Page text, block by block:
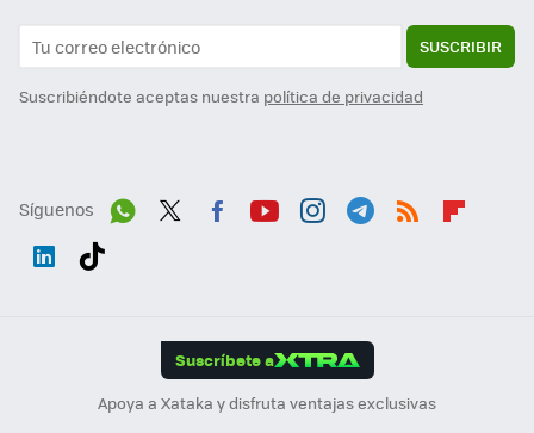
SUSCRIBIR
Suscribiéndote aceptas nuestra política de privacidad
Síguenos
Suscríbete a
Apoya a Xataka y disfruta ventajas exclusivas